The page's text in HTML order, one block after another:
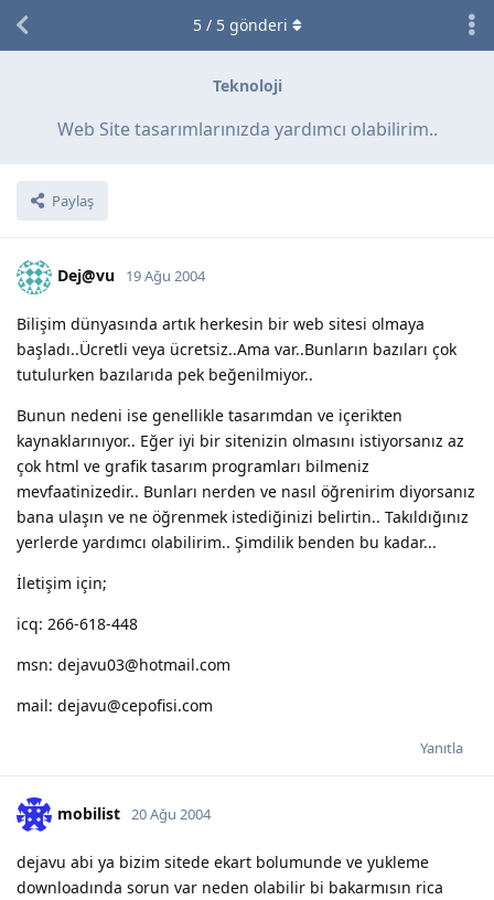
Teknoloji
Web Site tasarımlarınızda yardımcı olabilirim..
Paylaş
5/ 5gönderi
Dej@vu 19 Ağu 2004
Bilişim dünyasında artık herkesin bir web sitesi olmaya
başladı..Ücretli veya ücretsiz..Ama var..Bunların bazıları çok
tutulurken bazılarıda pek beğenilmiyor..
Bunun nedeni ise genellikle tasarımdan ve içerikten
kaynaklarınıyor.. Eğer iyi bir sitenizin olmasını istiyorsanız az
çok html ve grafik tasarım programları bilmeniz
mevfaatinizedir.. Bunları nerden ve nasıl öğrenirim diyorsanız
bana ulaşın ve ne öğrenmek istediğinizi belirtin.. Takıldığınız
yerlerde yardımcı olabilirim.. Şimdilik benden bu kadar...
İletişim için;
icq: 266-618-448
msn: dejavu03@hotmail.com
mail: dejavu@cepofisi.com
Yanıtla
mobilist 20 Ağu 2004
dejavu abi ya bizim sitede ekart bolumunde ve yukleme
downloadında sorun var neden olabilir bi bakarmısın rica